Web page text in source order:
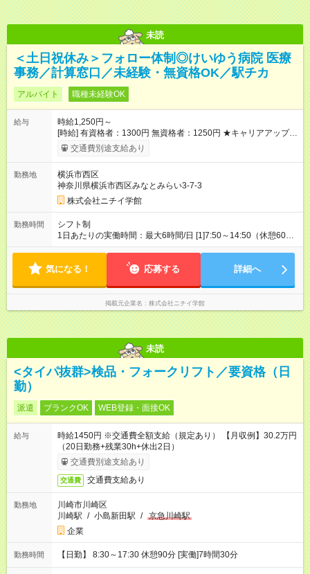
未読
＜土日祝休み＞フォロー体制◎けいゆう病院 医療
事務／計算窓口／未経験・無資格OK／駅チカ
アルバイト 職種未経験OK
給与
時給1,250円～
[時給] 有資格者：1300円 無資格者：1250円 ★キャリアアップ制
度あり 進級により給与がアップします！ 【試用期間】試用期間
あり 試用期間の長さ：3ヶ月 雇用形態、給与は本採用時と同じ
交通費別途支給あり
勤務地
横浜市西区
神奈川県横浜市西区みなとみらい3-7-3
株式会社ニチイ学館
勤務時間
シフト制
1日あたりの実働時間：最大6時間/日 [1]7:50～14:50（休憩60
分） [2]9:00～16:00（休憩60分） [3]9:30～16:30（休憩60分）
業なし
気になる！ 応募する 詳細へ
掲載元企業名 株式会社ニチイ学館
未読
<タイパ抜群>検品・フォークリフト／要資格（日
勤）
派遣 ブランクOK WEB登録・面接OK
給与
時給1450円 ※交通費全額支給（規定あり） 【月収例】30.2万円
（20日勤務+残業30h+休出2日）
交通費別途支給あり
交通費 交通費支給あり
勤務地
川崎市川崎区
川崎駅 / 小島新田駅 / 京急川崎駅
企業
勤務時間 【日勤】 8:30～17:30 休憩90分 [実働]7時間30分